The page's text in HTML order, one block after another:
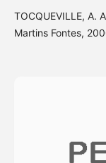
TOCQUEVILLE, A.
Martins Fontes,